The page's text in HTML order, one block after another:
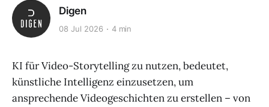
Digen
08 Jul 2026 4 min
KI für Video-Storytelling zu nutzen, bedeutet,
künstliche Intelligenz einzusetzen, um
ansprechende Videogeschichten zu erstellen – von